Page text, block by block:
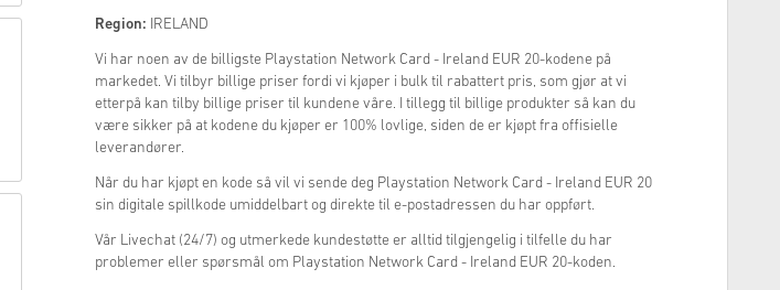
Region: IRELAND
Vi har noen av de billigste Playstation Network Card - Ireland EUR 20-kodene på
markedet. Vi tilbyr billige priser fordi vi kjøper i bulk til rabattert pris, som gjør at vi
etterpå kan tilby billige priser til kundene våre. I tillegg til billige produkter så kan du
være sikker på at kodene du kjøper er 100% lovlige, siden de er kjøpt fra offisielle
leverandører.
Når du har kjøpt en kode så vil vi sende deg Playstation Network Card - Ireland EUR 20
sin digitale spillkode umiddelbart og direkte til e-postadressen du har oppført.
Vår Livechat (24/7) og utmerkede kundestøtte er alltid tilgjengelig i tilfelle du har
problemer eller spørsmål om Playstation Network Card - Ireland EUR 20-koden.